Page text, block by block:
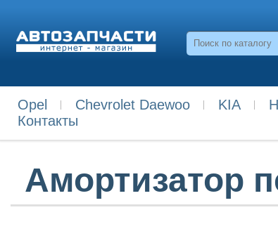
Opel Chevrolet Daewoo KIA
Контакты
Амортизатор